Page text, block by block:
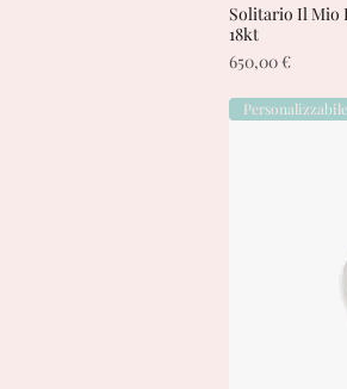
Solitario Il Mio
18kt
Prezzo
650,00 €
Personalizzabile